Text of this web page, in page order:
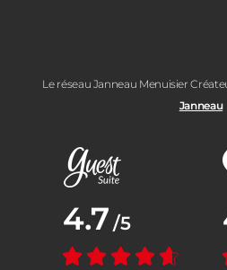
Le réseau Janneau Menuisier
Janneau
Note moyenne :
4.7 /5